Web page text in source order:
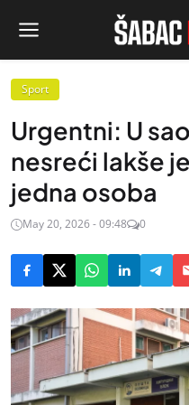
Sport
Urgentni: U
nesreći lakše
jedna osoba
May 20, 2026 - 09:48 0